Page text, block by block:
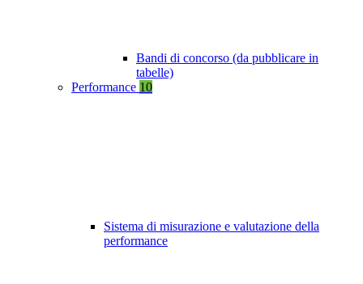
Bandi di concorso (da pubblicare in
tabelle)
Performance 10
Sistema di misurazione e valutazione della
performance